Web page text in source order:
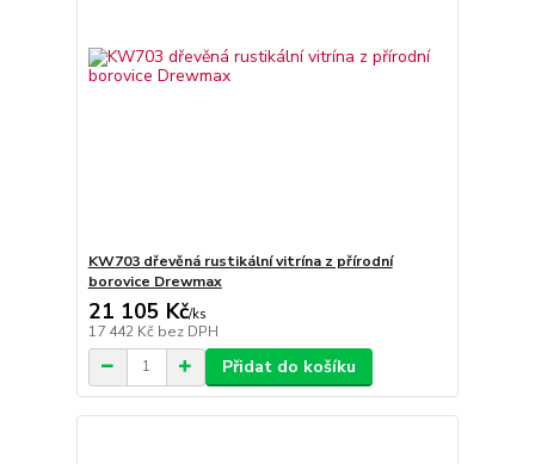
KW703 dřevěná rustikální vitrína z přírodní
borovice Drewmax
21 105 Kč/ks
17 442 Kč bez DPH
Přidat do košíku